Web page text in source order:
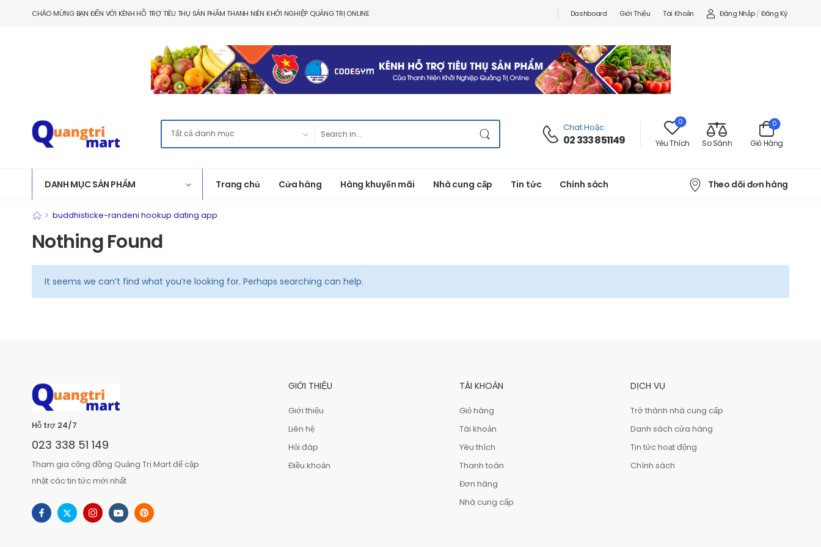
CHÀO MỪNG BẠN ĐẾN VỚI KÊNH HỖ TRỢ TIÊU THỤ SẢN PHẨM THANH NIÊN KHỞI NGHIỆP QUẢNG TRỊ ONLINE Dashboard Giới Thiệu Tài Khoản Đăng Nhập / Đăng Ký
Chat Hoặc :
02 333 851149
0
Yêu Thích So Sánh Giỏ Hàng
0
DANH MỤC SẢN PHẨM Trang chủ Cửa hàng Hàng khuyến mãi Nhà cung cấp Tin tức Chính sách Theo dõi đơn hàng
> buddhisticke-randeni hookup dating app
Nothing Found
It seems we can’t find what you’re looking for. Perhaps searching can help.
Hỗ trợ 24/7
023 338 51 149
Tham gia cộng đồng Quảng Trị Mart để cập
nhật các tin tức mới nhất
GIỚI THIỆU
Giới thiệu
Liên hệ
Hỏi đáp
Điều khoản
TÀI KHOẢN
Giỏ hàng
Tài khoản
Yêu thích
Thanh toán
Đơn hàng
Nhà cung cấp
DỊCH VỤ
Trở thành nhà cung cấp
Danh sách cửa hàng
Tin tức hoạt động
Chính sách